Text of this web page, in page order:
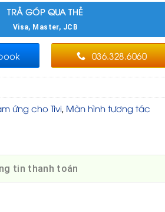
TRẢ GÓP QUA THẺ
Visa, Master, JCB
036.328.6060
ứng cho Tivi, Màn hình tương tác
tin thanh toán